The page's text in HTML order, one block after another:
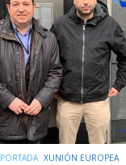
PORTADA XUNIÓN EUROPEA